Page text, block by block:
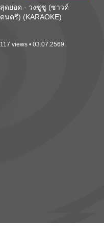
สุดยอด - วงซูซู (ซาวด์
ดนตรี) (KARAOKE)
117 views • 03.07.2569